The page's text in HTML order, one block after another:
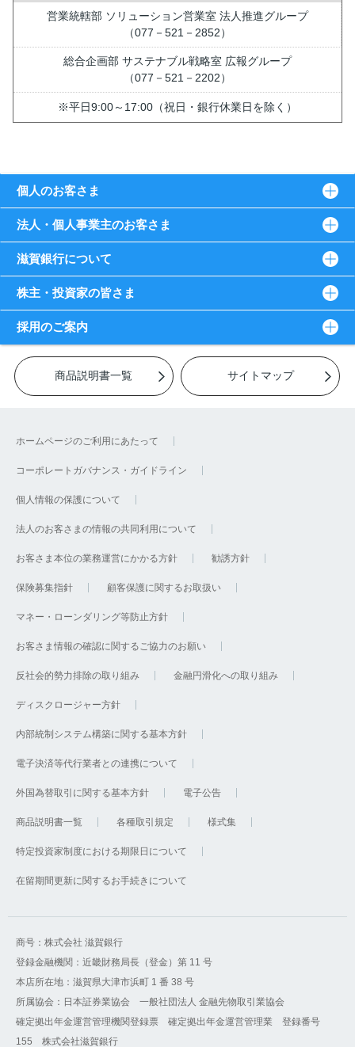
営業統轄部 ソリューション営業室 法人推進グループ
（077－521－2852）
総合企画部 サステナブル戦略室 広報グループ
（077－521－2202）
※平日9:00～17:00（祝日・銀行休業日を除く）
個人のお客さま
法人・個人事業主のお客さま
滋賀銀行について
株主・投資家の皆さま
採用のご案内
商品説明書一覧 サイトマップ
ホームページのご利用にあたって
コーポレートガバナンス・ガイドライン
個人情報の保護について
法人のお客さまの情報の共同利用について
お客さま本位の業務運営にかかる方針 勧誘方針
保険募集指針 顧客保護に関するお取扱い
マネー・ローンダリング等防止方針
お客さま情報の確認に関するご協力のお願い
反社会的勢力排除の取り組み 金融円滑化への取り組み
ディスクロージャー方針
内部統制システム構築に関する基本方針
電子決済等代行業者との連携について
外国為替取引に関する基本方針 電子公告
商品説明書一覧 各種取引規定 様式集
特定投資家制度における期限日について
在留期間更新に関するお手続きについて
商号：株式会社 滋賀銀行
登録金融機関：近畿財務局長（登金）第 11 号
本店所在地：滋賀県大津市浜町 1 番 38 号
所属協会：日本証券業協会 一般社団法人 金融先物取引業協会
確定拠出年金運営管理機関登録票 確定拠出年金運営管理業 登録番号
155 株式会社滋賀銀行